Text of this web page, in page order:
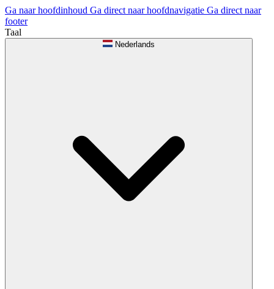
Ga naar hoofdinhoud Ga direct naar hoofdnavigatie Ga direct naar
footer
Taal
Nederlands